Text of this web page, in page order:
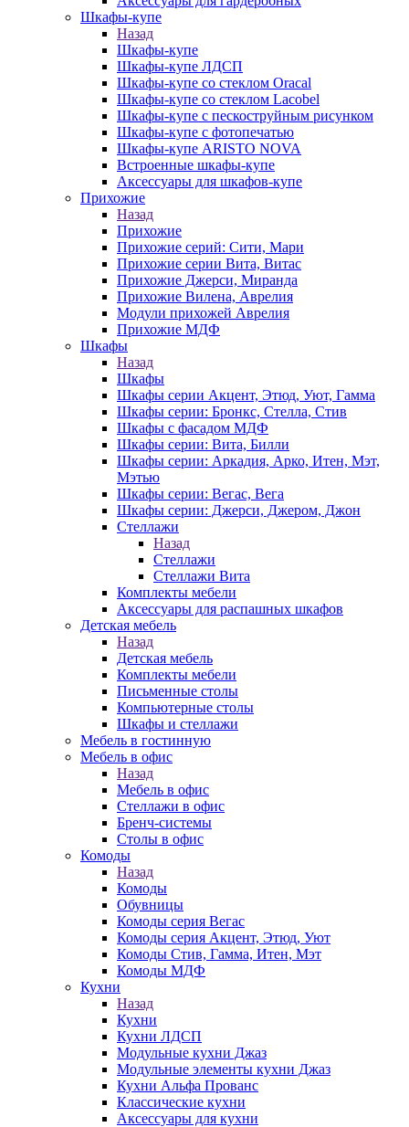
Шкафы-купе
Назад
Шкафы-купе
Шкафы-купе ЛДСП
Шкафы-купе со стеклом Oracal
Шкафы-купе со стеклом Lacobel
Шкафы-купе с пескоструйным рисунком
Шкафы-купе с фотопечатью
Шкафы-купе ARISTO NOVA
Встроенные шкафы-купе
Аксессуары для шкафов-купе
Прихожие
Назад
Прихожие
Прихожие серий: Сити, Мари
Прихожие серии Вита, Витас
Прихожие Джерси, Миранда
Прихожие Вилена, Аврелия
Модули прихожей Аврелия
Прихожие МДФ
Шкафы
Назад
Шкафы
Шкафы серии Акцент, Этюд, Уют, Гамма
Шкафы серии: Бронкс, Стелла, Стив
Шкафы с фасадом МДФ
Шкафы серии: Вита, Билли
Шкафы серии: Аркадия, Арко, Итен, Мэт,
Мэтью
Шкафы серии: Вегас, Вега
Шкафы серии: Джерси, Джером, Джон
Стеллажи
Назад
Стеллажи
Стеллажи Вита
Комплекты мебели
Аксессуары для распашных шкафов
Детская мебель
Назад
Детская мебель
Комплекты мебели
Письменные столы
Компьютерные столы
Шкафы и стеллажи
Мебель в гостинную
Мебель в офис
Назад
Мебель в офис
Стеллажи в офис
Бренч-системы
Столы в офис
Комоды
Назад
Комоды
Обувницы
Комоды серия Вегас
Комоды серия Акцент, Этюд, Уют
Комоды Стив, Гамма, Итен, Мэт
Комоды МДФ
Кухни
Назад
Кухни
Кухни ЛДСП
Модульные кухни Джаз
Модульные элементы кухни Джаз
Кухни Альфа Прованс
Классические кухни
Аксессуары для кухни